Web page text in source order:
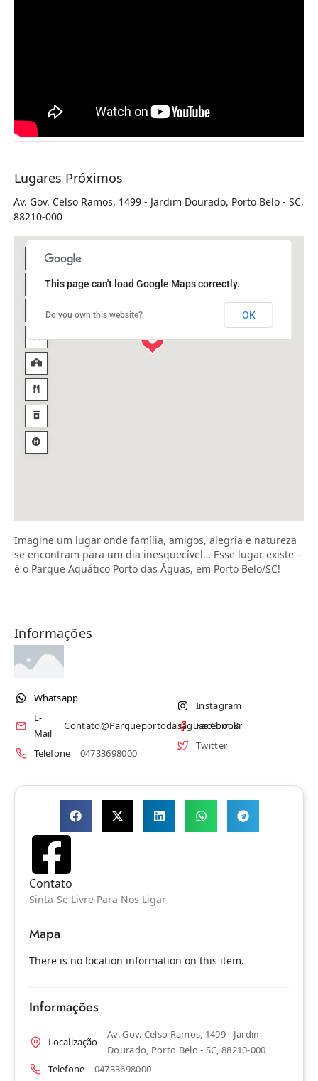
Lugares Próximos
Av. Gov. Celso Ramos, 1499 - Jardim Dourado, Porto Belo - SC,
88210-000
This page can't load Google Maps correctly.
Do you own this website? OK
Imagine um lugar onde família, amigos, alegria e natureza
se encontram para um dia inesquecível… Esse lugar existe –
é o Parque Aquático Porto das Águas, em Porto Belo/SC!
Informações
Whatsapp
E-
Mail
Contato@parqueportodasaguas.com.br
Telefone 04733698000
Instagram
Facebook
Twitter
Contato
Sinta-Se Livre Para Nos Ligar
Mapa
There is no location information on this item.
Informações
Localização
Av. Gov. Celso Ramos, 1499 - Jardim
Dourado, Porto Belo - SC, 88210-000
Telefone
04733698000